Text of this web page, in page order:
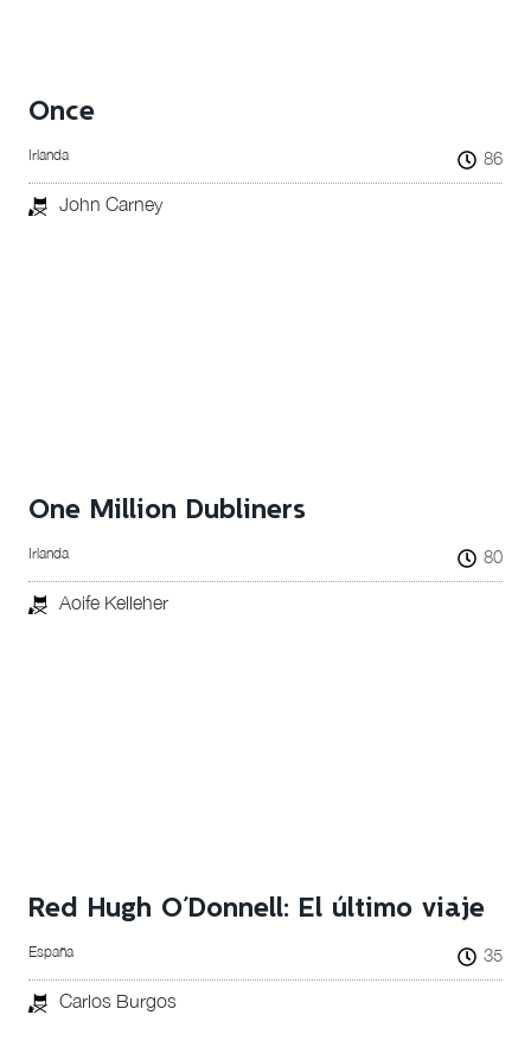
Once
Irlanda 86
John Carney
One Million Dubliners
Irlanda 80
Aoife Kelleher
Red Hugh O´Donnell: El último viaje
España 35
Carlos Burgos